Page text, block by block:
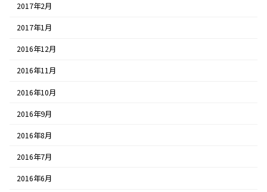
2017年2月
2017年1月
2016年12月
2016年11月
2016年10月
2016年9月
2016年8月
2016年7月
2016年6月